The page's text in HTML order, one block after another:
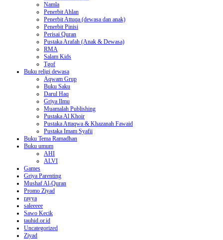
Namla
Penerbit Ahlan
Penerbit Attuqa (dewasa dan anak)
Penerbit Pinisi
Perisai Quran
Pustaka Arafah (Anak & Dewasa)
RMA
Salam Kids
Tgof
Buku religi dewasa
Aqwam Grup
Buku Saku
Darul Haq
Griya Ilmu
Muamalah Publishing
Pustaka Al Khoir
Pustaka Attaqwa & Khazanah Fawaid
Pustaka Imam Syafii
Buku Tema Ramadhan
Buku umum
AHI
ALVI
Games
Griya Parenting
Mushaf Al-Quran
Promo Ziyad
rayya
saleeeee
Sawo Kecik
tauhid.or.id
Uncategorized
Ziyad